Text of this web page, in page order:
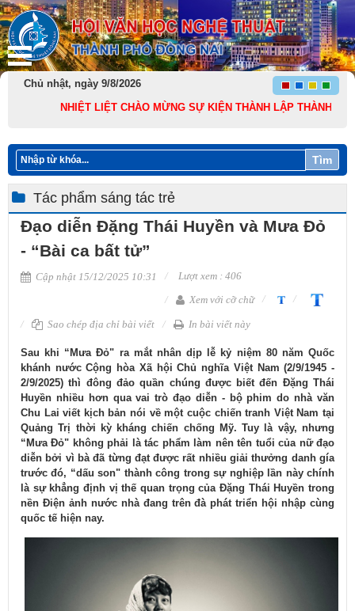
Chủ nhật, ngày 9/8/2026
NHIỆT LIỆT CHÀO MỪNG SỰ KIỆN THÀNH LẬP THÀNH PHỐ
Tìm
Tác phẩm sáng tác trẻ
Đạo diễn Đặng Thái Huyền và Mưa Đỏ
- “Bài ca bất tử”
Cập nhật 15/12/2025 10:31
Lượt xem : 406
Xem với cỡ chữ
Sao chép địa chỉ bài viết In bài viết này
​Sau khi “Mưa Đỏ" ra mắt nhân dịp lễ kỷ niệm 80 năm Quốc
khánh nước Cộng hòa Xã hội Chủ nghĩa Việt Nam (2/9/1945 -
2/9/2025) thì đông đảo quần chúng được biết đến Đặng Thái
Huyền nhiều hơn qua vai trò đạo diễn - bộ phim do nhà văn
Chu Lai viết kịch bản nói về một cuộc chiến tranh Việt Nam tại
Quảng Trị thời kỳ kháng chiến chống Mỹ. Tuy là vậy, nhưng
“Mưa Đỏ" không phải là tác phẩm làm nên tên tuổi của nữ đạo
diễn bởi vì bà đã từng đạt được rất nhiều giải thưởng danh gía
trước đó, “dấu son" thành c​​ông trong sự nghiệp lần này chính
là sự khẳng định vị thế quan trọng của Đặng Thái Huyền trong
nền Điện ảnh nước nhà đang trên đà phát triển hội nhập cùng
quốc tế hiện nay.